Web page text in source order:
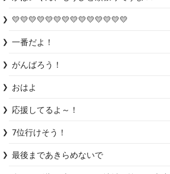
💛💛💛💛💛💛💛💛💛💛💛💛💛💛
一番だよ！
がんばろう！
おはよ
応援してるよ～！
7位行けそう！
最後まであきらめないで